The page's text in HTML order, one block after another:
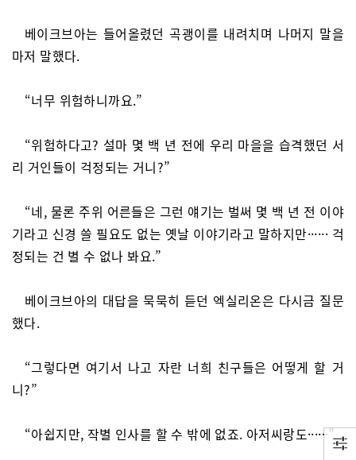
베이크브아는 들어올렸던 곡괭이를 내려치며 나머지 말을
마저 말했다.
“너무 위험하니까요.”
“위험하다고? 설마 몇 백 년 전에 우리 마을을 습격했던 서
리 거인들이 걱정되는 거니?”
“네, 물론 주위 어른들은 그런 얘기는 벌써 몇 백 년 전 이야
기라고 신경 쓸 필요도 없는 옛날 이야기라고 말하지만······ 걱
정되는 건 별 수 없나 봐요.”
베이크브아의 대답을 묵묵히 듣던 엑실리온은 다시금 질문
했다.
“그렇다면 여기서 나고 자란 너희 친구들은 어떻게 할 거
니?”
“아쉽지만, 작별 인사를 할 수 밖에 없죠. 아저씨랑도······”